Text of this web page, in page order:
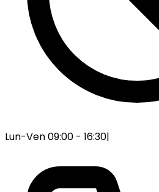
Lun-Ven 09:00 - 16:30|